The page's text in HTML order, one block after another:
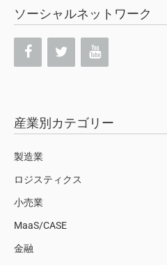
ソーシャルネットワーク
産業別カテゴリー
製造業
ロジスティクス
小売業
MaaS/CASE
金融